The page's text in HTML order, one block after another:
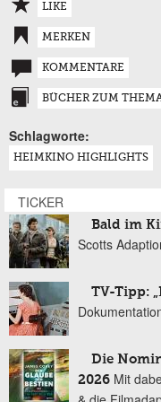
LIKE
MERKEN
KOMMENTARE
BÜCHER ZUM
Schlagworte:
HEIMKINO HIGHLIGHTS
TICKER
Bald im
Scotts
TV-Tipp:
Die
2026 Mit